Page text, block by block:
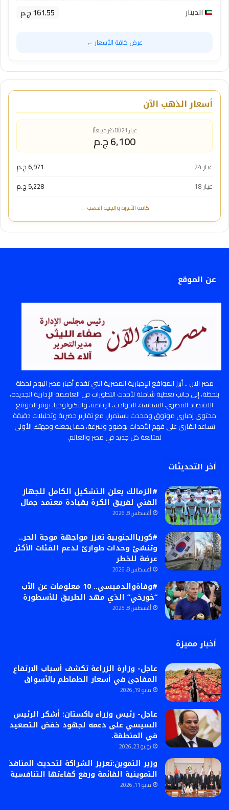
الدينار 161.55 ج.م
عرض كافة الأسعار ←
أسعار الذهب الآن
عيار 21 (الأكثر مبيعاً)
6,100 ج.م
عيار 24
6,971 ج.م
عيار 18
5,228 ج.م
كافة الأعيرة والجنيه الذهب ←
عن الموقع
مصر الان .. أبرز المواقع الإخبارية المصرية التي تقدم أخبار مصر اليوم لحظة
بلحظة، إلى جانب تغطية شاملة لأحدث التطورات في العاصمة الإدارية الجديدة،
الاقتصاد المصري، السياسة، الحوادث، الرياضة، والتكنولوجيا. يوفر الموقع
محتوى إخباري موثوق ومحدث باستمرار، مع تقارير حصرية وتحليلات دقيقة
تساعد القارئ على فهم الأحداث بوضوح وسرعة، مما يجعله وجهتك الأولى
لمتابعة كل جديد في مصر والعالم.
أخر التحديثات
#الزمالك يعلن التشكيل الكامل للجهاز
الفني لفريق الكرة بقيادة معتمد جمال
أغسطس 8, 2026
#كورياالجنوبية تعزز مواجهة موجة الحر..
وتنشئ وحدات طوارئ لدعم الفئات الأكثر
عرضة للخطر
أغسطس 8, 2026
#وفاةوالدميسي.. 10 معلومات عن الأب
“خورخي” الذي مهد الطريق للأسطورة
أغسطس 8, 2026
أخبار مميزة
عاجل- وزارة الزراعة تكشف أسباب الارتفاع
المفاجئ في أسعار الطماطم بالأسواق
مايو 19, 2026
عاجل- رئيس وزراء باكستان: أشكر الرئيس
السيسي على دعمه لجهود خفض التصعيد
في المنطقة.
يونيو 23, 2026
وزير التموين:تعزيز الشراكة لتحديث المنافذ
التموينية القائمة ورفع كفاءتها التنافسية
مايو 11, 2026